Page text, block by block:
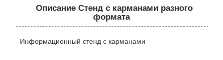
Описание Стенд с карманами разного
формата
Информационный стенд с карманами